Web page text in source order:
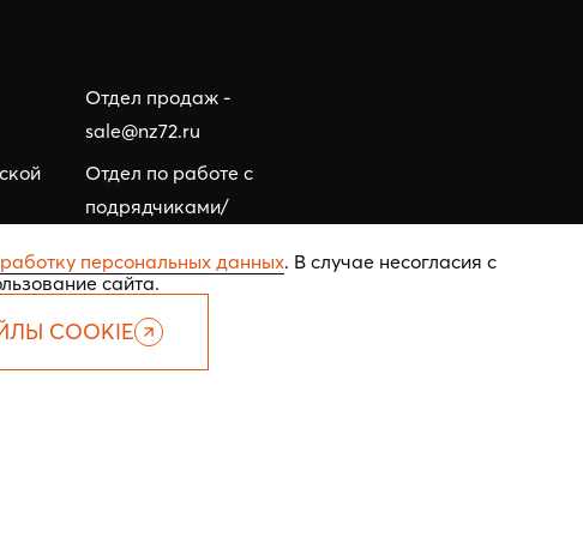
Отдел продаж -
sale@nz72.ru
Отдел по работе с
подрядчиками/
tehzakaz@nz72.ru
персональных данных. В случае несогласия с
сайта.
COOKIE